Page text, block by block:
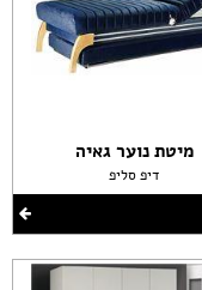
מיטת נוער גאיה
דיפ סליפ